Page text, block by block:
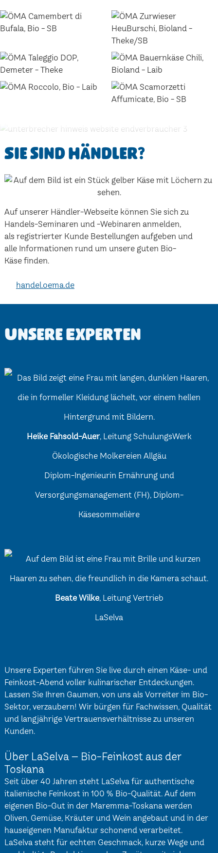
Sie sind Händler?
Auf unserer Händler-Webseite können Sie sich zu
Handels-Seminaren und -Webinaren anmelden,
als registrierter Kunde Bestellungen aufgeben und
alle Informationen rund um unsere guten Bio-
Käse finden.
handel.oema.de
Unsere Experten
Heike Fahsold-Auer, Leitung SchulungsWerk
Ökologische Molkereien Allgäu
Diplom-Ingenieurin Ernährung und
Versorgungsmanagement (FH), Diplom-
Käsesommelière
Beate Wilke, Leitung Vertrieb
LaSelva
Unsere Experten führen Sie live durch einen Käse- und
Feinkost-Abend voller kulinarischer Entdeckungen.
Lassen Sie Ihren Gaumen, von uns als Vorreiter im Bio-
Sektor, verzaubern! Wir bürgen für Fachwissen, Qualität
und langjährige Vertrauensverhältnisse zu unseren
Kunden.
Über LaSelva – Bio-Feinkost aus der
Toskana
Seit über 40 Jahren steht LaSelva für authentische
italienische Feinkost in 100 % Bio-Qualität. Auf dem
eigenen Bio-Gut in der Maremma-Toskana werden
Oliven, Gemüse, Kräuter und Wein angebaut und in der
hauseigenen Manufaktur schonend verarbeitet.
LaSelva steht für echten Geschmack, kurze Wege und